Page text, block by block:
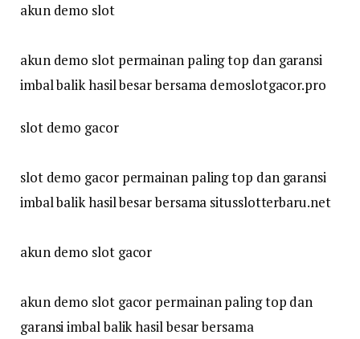
akun demo slot
akun demo slot permainan paling top dan garansi
imbal balik hasil besar bersama demoslotgacor.pro
slot demo gacor
slot demo gacor permainan paling top dan garansi
imbal balik hasil besar bersama situsslotterbaru.net
akun demo slot gacor
akun demo slot gacor permainan paling top dan
garansi imbal balik hasil besar bersama